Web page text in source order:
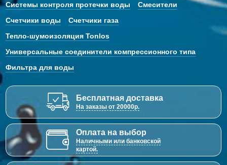
Системы контроля протечки воды
Смесители
Счетчики воды
Счетчики газа
Тепло-шумоизоляция Tonlos
Универсальные соединители компрессионного типа
Фильтра для воды
Бесплатная доставка
На заказы от 20000р.
Оплата на выбор
Наличными или банковской
картой.